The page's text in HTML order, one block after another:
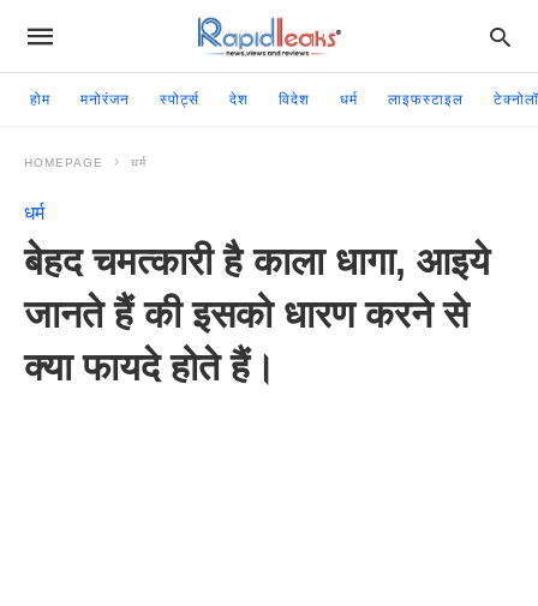
होम मनोरंजन स्पोर्ट्स देश विदेश धर्म लाइफस्टाइल
HOMEPAGE धर्म
धर्म
बेहद चमत्कारी है काला धागा, आइये
जानते हैं की इसको धारण करने से
क्या फायदे होते हैं।